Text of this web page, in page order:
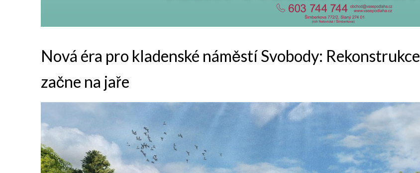
Nová éra pro kladenské náměstí Svobody: Rekonstrukce
začne na jaře